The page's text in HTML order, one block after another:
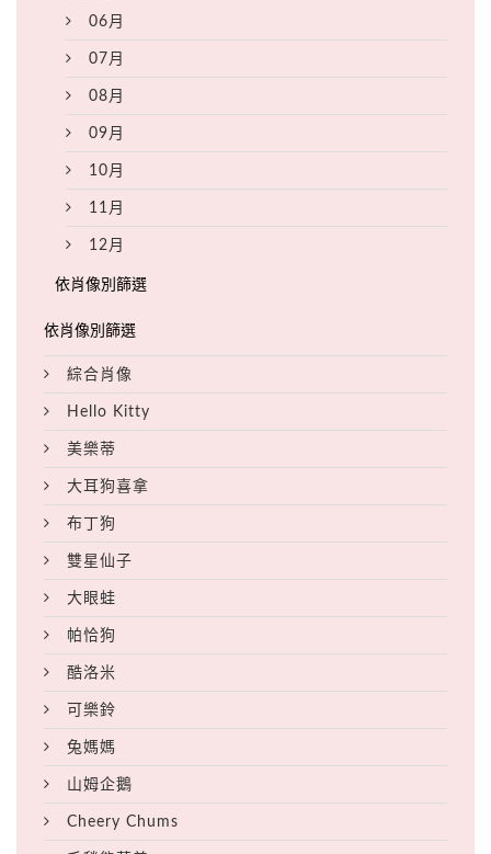
06月
07月
08月
09月
10月
11月
12月
綜合肖像
Hello Kitty
美樂蒂
大耳狗喜拿
布丁狗
雙星仙子
大眼蛙
帕恰狗
酷洛米
可樂鈴
兔媽媽
山姆企鵝
Cheery Chums